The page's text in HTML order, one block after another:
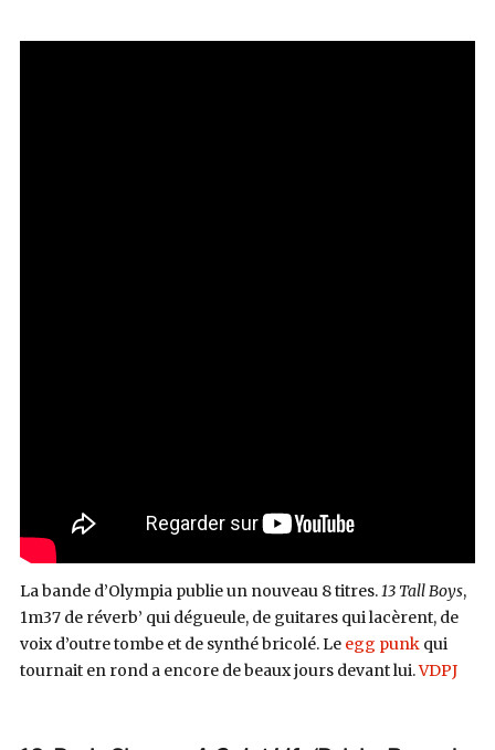
La bande d’Olympia publie un nouveau 8 titres. 13 Tall Boys,
1m37 de réverb’ qui dégueule, de guitares qui lacèrent, de
voix d’outre tombe et de synthé bricolé. Le egg punkqui
tournait en rond a encore de beaux jours devant lui.VDPJ